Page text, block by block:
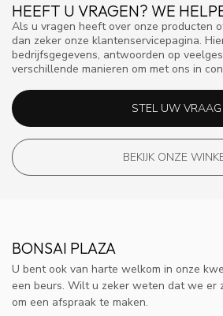
HEEFT U VRAGEN? WE
Als u vragen heeft over onze producten
dan zeker onze klantenservicepagina.
bedrijfsgegevens, antwoorden op
verschillende manieren om met ons in
STEL UW VRAAG
BEKIJK ONZE
BONSAI PLAZA
U bent ook van harte welkom in onze
een beurs. Wilt u zeker weten dat we er
om een afspraak te maken.